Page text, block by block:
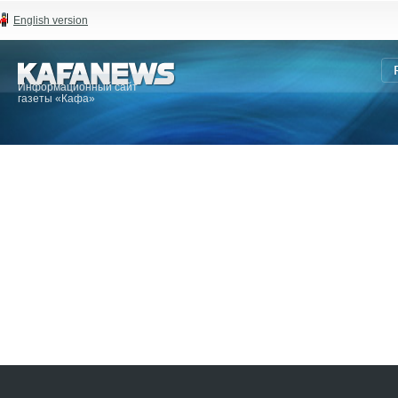
English version
Информационный сайт
газеты «Кафа»